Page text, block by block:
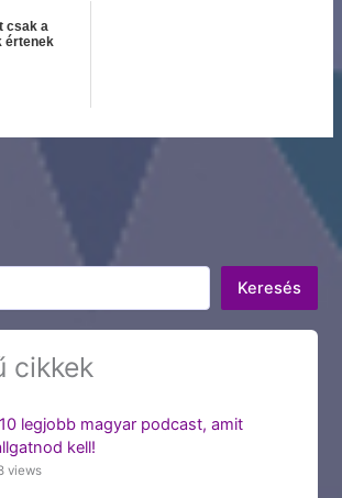
csak a
értenek
Keresés
cikkek
legjobb magyar podcast, amit
kell!
views